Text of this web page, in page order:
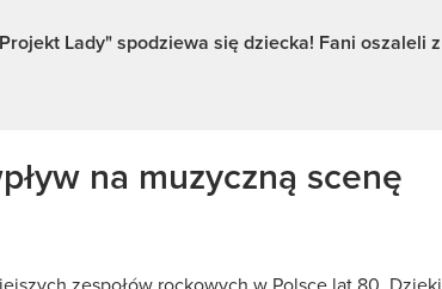
Lady" spodziewa się dziecka! Fani oszaleli z
na muzyczną scenę